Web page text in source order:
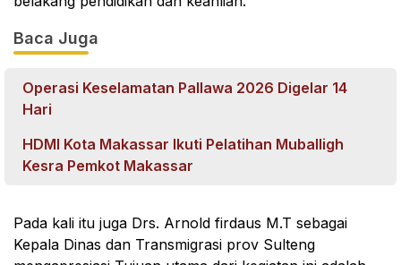
Baca Juga
Operasi Keselamatan Pallawa 2026 Digelar 14
Hari
HDMI Kota Makassar Ikuti Pelatihan Muballigh
Kesra Pemkot Makassar
Pada kali itu juga Drs. Arnold firdaus M.T sebagai
Kepala Dinas dan Transmigrasi prov Sulteng